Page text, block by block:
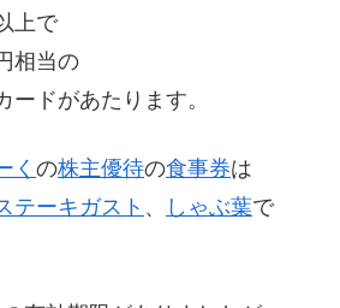
上で
相当の
ードがあたります。
く の株主優待の食事券は
テーキガスト 、 しゃぶ葉で